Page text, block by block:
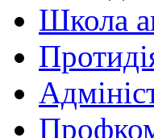
Школа